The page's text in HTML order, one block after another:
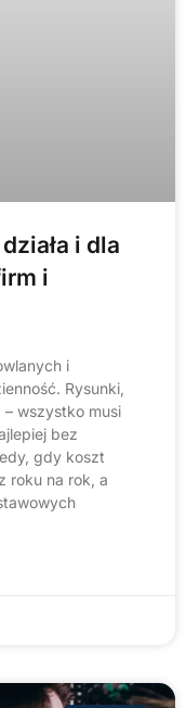
i dla
i
i
Rysunki,
wszystko musi
bez
gdy koszt
roku na rok, a